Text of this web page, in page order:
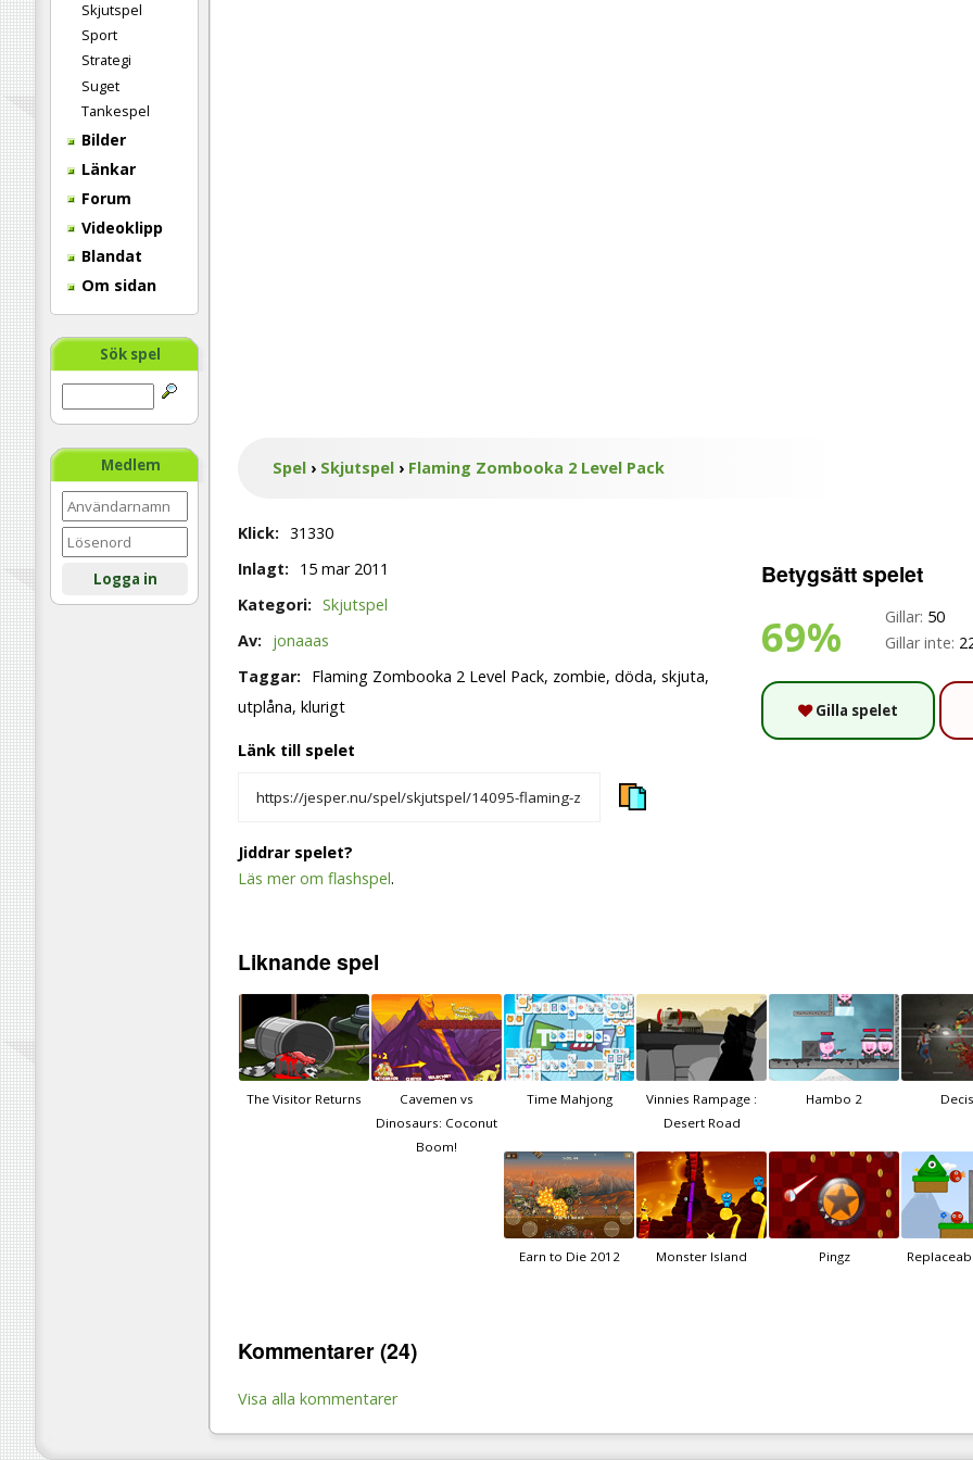
Skjutspel
Sport
Strategi
Suget
Tankespel
Bilder
Länkar
Forum
Videoklipp
Blandat
Om sidan
Sök spel
Medlem
Logga in
Spel › Skjutspel › Flaming Zombooka 2 Level Pack
Betygsätt spelet
69% Gillar: 50
Gillar inte:
Gilla spelet
Klick: 31330
Inlagt:
15 mar 2011
Kategori: Skjutspel
Av:
jonaaas
Taggar:
Flaming Zombooka 2 Level Pack, zombie, döda, skjuta,
utplåna, klurigt
Länk till spelet
Jiddrar spelet?
Läs mer om flashspel.
Liknandespel
The Visitor Returns
Cavemen vs
Dinosaurs: Coconut
Boom!
Time Mahjong
Vinnies Rampage :
Desert Road
Hambo 2
Earn to Die 2012 Monster Island Pingz
Kommentarer (24)
Visa alla kommentarer